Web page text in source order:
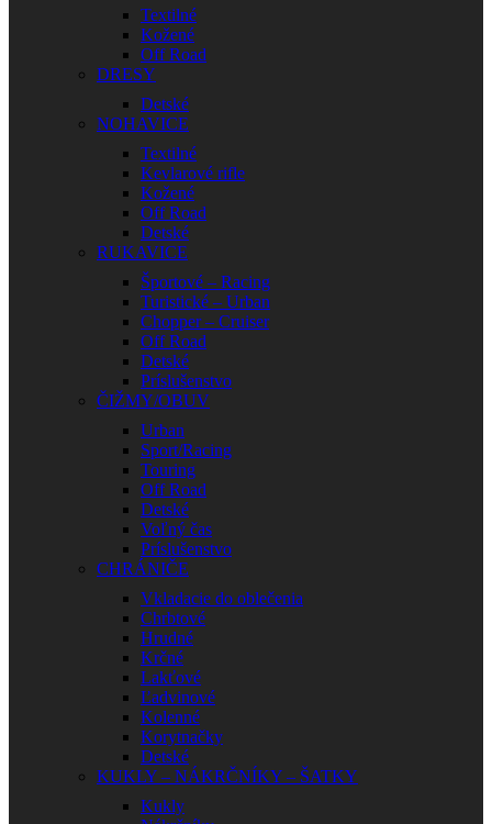
Textilné
Kožené
Off Road
DRESY
Detské
NOHAVICE
Textilné
Kevlarové rifle
Kožené
Off Road
Detské
RUKAVICE
Športové – Racing
Turistické – Urban
Chopper – Cruiser
Off Road
Detské
Príslušenstvo
ČIŽMY/OBUV
Urban
Sport/Racing
Touring
Off Road
Detské
Voľný čas
Príslušenstvo
CHRÁNIČE
Vkladacie do oblečenia
Chrbtové
Hrudné
Krčné
Lakťové
Ľadvinové
Kolenné
Korytnačky
Detské
KUKLY – NÁKRČNÍKY – ŠATKY
Kukly